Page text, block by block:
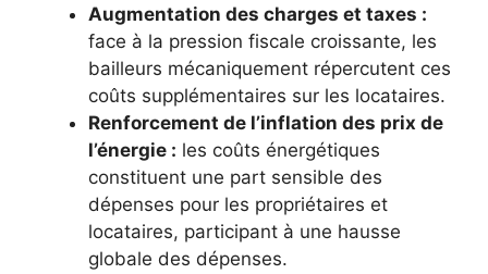
Augmentation des charges et taxes :
face à la pression fiscale croissante, les
bailleurs mécaniquement répercutent ces
coûts supplémentaires sur les locataires.
Renforcement de l’inflation des prix de
l’énergie : les coûts énergétiques
constituent une part sensible des
dépenses pour les propriétaires et
locataires, participant à une hausse
globale des dépenses.